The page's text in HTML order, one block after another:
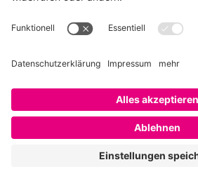
Cookie-Richtlinie (EU)
Copyright © 2026